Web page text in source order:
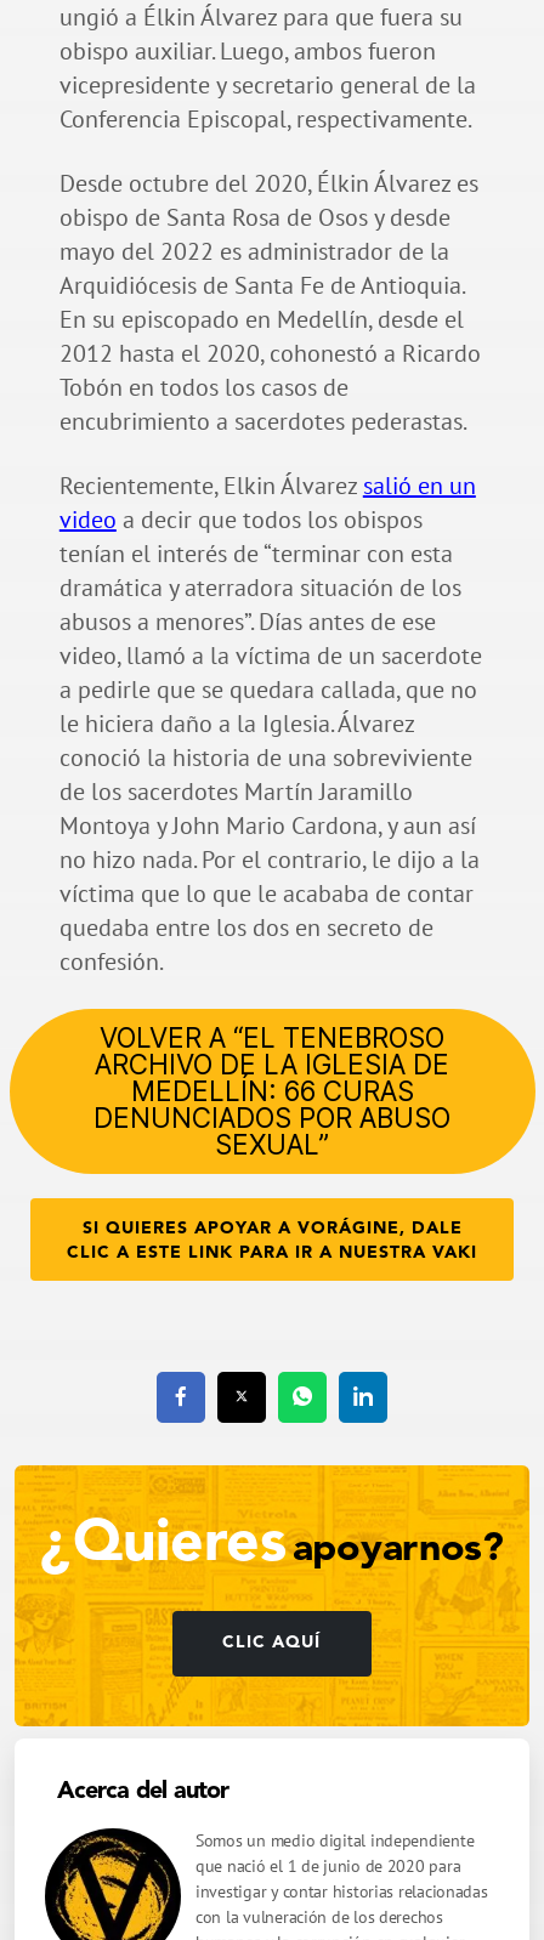
ungió a Élkin Álvarez para que fuera su
obispo auxiliar. Luego, ambos fueron
vicepresidente y secretario general de la
Conferencia Episcopal, respectivamente.
Desde octubre del 2020, Élkin Álvarez es
obispo de Santa Rosa de Osos y desde
mayo del 2022 es administrador de la
Arquidiócesis de Santa Fe de Antioquia.
En su episcopado en Medellín, desde el
2012 hasta el 2020, cohonestó a Ricardo
Tobón en todos los casos de
encubrimiento a sacerdotes pederastas.
Recientemente, Elkin Álvarez salió en un
video a decir que todos los obispos
tenían el interés de “terminar con esta
dramática y aterradora situación de los
abusos a menores”. Días antes de ese
video, llamó a la víctima de un sacerdote
a pedirle que se quedara callada, que no
le hiciera daño a la Iglesia. Álvarez
conoció la historia de una sobreviviente
de los sacerdotes Martín Jaramillo
Montoya y John Mario Cardona, y aun así
no hizo nada. Por el contrario, le dijo a la
víctima que lo que le acababa de contar
quedaba entre los dos en secreto de
confesión.
VOLVER A “EL TENEBROSO
ARCHIVO DE LA IGLESIA DE
MEDELLÍN: 66 CURAS
DENUNCIADOS POR ABUSO
SEXUAL”
SI QUIERES APOYAR A VORÁGINE, DALE
CLIC A ESTE LINK PARA IR A NUESTRA VAKI
¿Quieresapoyarnos?
CLIC AQUÍ
Acerca del autor
Somos un medio digital independiente
que nació el 1 de junio de 2020 para
investigar y contar historias relacionadas
con la vulneración de los derechos